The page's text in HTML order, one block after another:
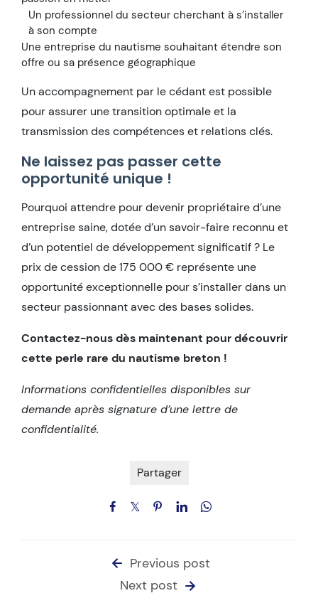
Un professionnel du secteur cherchant à s’installer
à son compte
Une entreprise du nautisme souhaitant étendre son
offre ou sa présence géographique
Un accompagnement par le cédant est possible
pour assurer une transition optimale et la
transmission des compétences et relations clés.
Ne laissez pas passer cette
opportunité unique !
Pourquoi attendre pour devenir propriétaire d’une
entreprise saine, dotée d’un savoir-faire reconnu et
d’un potentiel de développement significatif ? Le
prix de cession de 175 000 € représente une
opportunité exceptionnelle pour s’installer dans un
secteur passionnant avec des bases solides.
Contactez-nous dès maintenant pour découvrir
cette perle rare du nautisme breton !
Informations confidentielles disponibles sur
demande après signature d’une lettre de
confidentialité.
Partager
Previous post
Next post